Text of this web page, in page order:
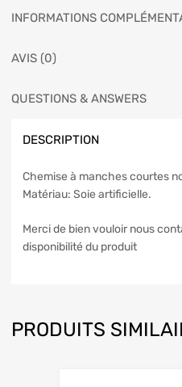
INFORMATIONS
AVIS (0)
QUESTIONS & ANSWERS
DESCRIPTION
Chemise à manches courtes
Matériau: Soie artificielle.
Merci de bien vouloir nous
disponibilité du produit
PRODUITS